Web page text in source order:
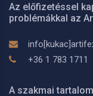
Az előfizetéssel
problémákkal az
+36 1 783 1711
A szakmai